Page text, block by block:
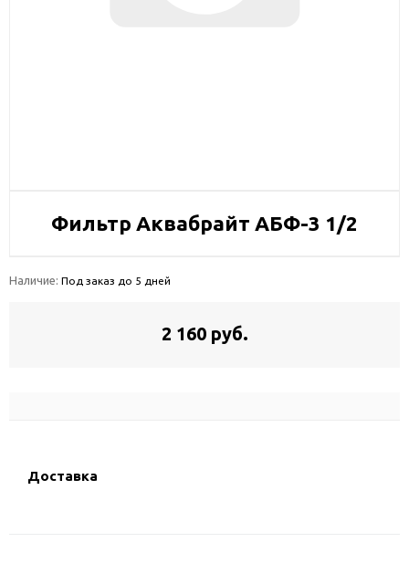
Фильтр Аквабрайт АБФ-3 1/2
Наличие: Под заказ до 5 дней
2 160 руб.
Доставка